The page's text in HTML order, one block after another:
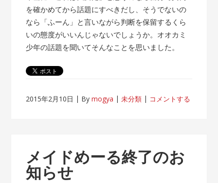
を確かめてから話題にすべきだし、そうでないの
なら「ふーん」と言いながら判断を保留するくら
いの態度がいいんじゃないでしょうか。オオカミ
少年の話題を聞いてそんなことを思いました。
2015年2月10日 Bymogya 未分類 コメントする
メイドめーる終了のお
知らせ